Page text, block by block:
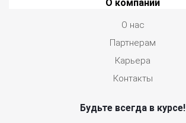
О компании
О нас
Партнерам
Карьера
Контакты
Будьте всегда в курсе!